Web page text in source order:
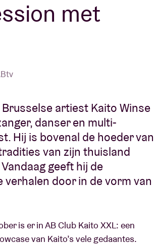
met
Brusselse artiest Kaito Winse
danser en multi-
Hij is bovenal de hoeder van
van zijn thuisland
geeft hij de
verhalen door in de vorm van
is er in AB Club Kaito XXL: een
van Kaito’s vele gedaantes.